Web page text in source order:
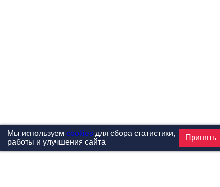
Мы используем cookiesдля сбора статистики,
работы и улучшения сайта
Принять